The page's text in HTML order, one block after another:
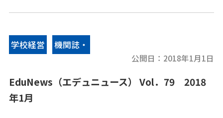
学校経営
機関誌・
公開日： 2018年1月1日
EduNews（エデュニュース） Vol．79 2018
年1月